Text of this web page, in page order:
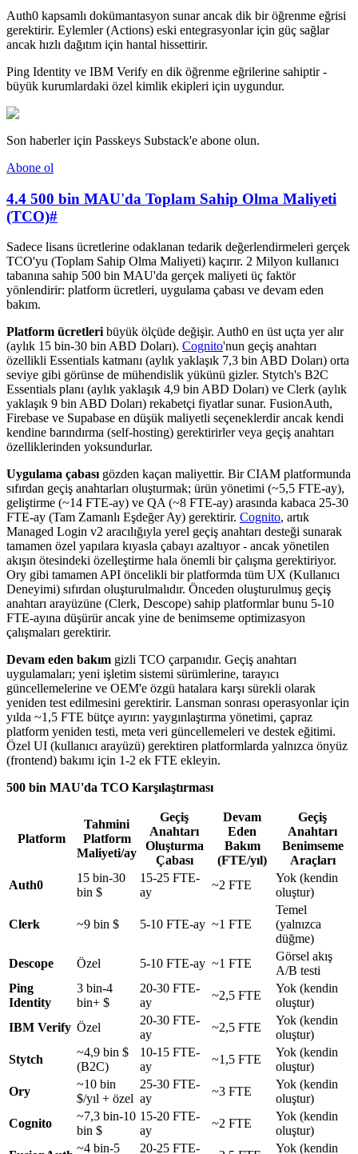
Auth0 kapsamlı dokümantasyon sunar ancak dik bir öğrenme eğrisi
gerektirir. Eylemler (Actions) eski entegrasyonlar için güç sağlar
ancak hızlı dağıtım için hantal hissettirir.
Ping Identity ve IBM Verify en dik öğrenme eğrilerine sahiptir -
büyük kurumlardaki özel kimlik ekipleri için uygundur.
Son haberler için Passkeys Substack'e abone olun.
Abone ol
4.4 500 bin MAU'da Toplam Sahip Olma Maliyeti
(TCO)#
Sadece lisans ücretlerine odaklanan tedarik değerlendirmeleri gerçek
TCO'yu (Toplam Sahip Olma Maliyeti) kaçırır. 2 Milyon kullanıcı
tabanına sahip 500 bin MAU'da gerçek maliyeti üç faktör
yönlendirir: platform ücretleri, uygulama çabası ve devam eden
bakım.
Platform ücretleribüyük ölçüde değişir. Auth0 en üst uçta yer alır
(aylık 15 bin-30 bin ABD Doları). Cognito'nun geçiş anahtarı
özellikli Essentials katmanı (aylık yaklaşık 7,3 bin ABD Doları) orta
seviye gibi görünse de mühendislik yükünü gizler. Stytch's B2C
Essentials planı (aylık yaklaşık 4,9 bin ABD Doları) ve Clerk (aylık
yaklaşık 9 bin ABD Doları) rekabetçi fiyatlar sunar. FusionAuth,
Firebase ve Supabase en düşük maliyetli seçeneklerdir ancak kendi
kendine barındırma (self-hosting) gerektirirler veya geçiş anahtarı
özelliklerinden yoksundurlar.
Uygulama çabasıgözden kaçan maliyettir. Bir CIAM platformunda
sıfırdan geçiş anahtarları oluşturmak; ürün yönetimi (~5,5 FTE-ay),
geliştirme (~14 FTE-ay) ve QA (~8 FTE-ay) arasında kabaca 25-30
FTE-ay (Tam Zamanlı Eşdeğer Ay) gerektirir. Cognito, artık
Managed Login v2 aracılığıyla yerel geçiş anahtarı desteği sunarak
tamamen özel yapılara kıyasla çabayı azaltıyor - ancak yönetilen
akışın ötesindeki özelleştirme hala önemli bir çalışma gerektiriyor.
Ory gibi tamamen API öncelikli bir platformda tüm UX (Kullanıcı
Deneyimi) sıfırdan oluşturulmalıdır. Önceden oluşturulmuş geçiş
anahtarı arayüzüne (Clerk, Descope) sahip platformlar bunu 5-10
FTE-ayına düşürür ancak yine de benimseme optimizasyon
çalışmaları gerektirir.
Devam eden bakım gizli TCO çarpanıdır. Geçiş anahtarı
uygulamaları; yeni işletim sistemi sürümlerine, tarayıcı
güncellemelerine ve OEM'e özgü hatalara karşı sürekli olarak
yeniden test edilmesini gerektirir. Lansman sonrası operasyonlar için
yılda ~1,5 FTE bütçe ayırın: yaygınlaştırma yönetimi, çapraz
platform yeniden testi, meta veri güncellemeleri ve destek eğitimi.
Özel UI (kullanıcı arayüzü) gerektiren platformlarda yalnızca önyüz
(frontend) bakımı için 1-2 ek FTE ekleyin.
500 bin MAU'da TCO Karşılaştırması
Platform
Tahmini
Platform
Maliyeti/ay
Geçiş
Anahtarı
Oluşturma
Çabası
Devam
Eden
Bakım
(FTE/yıl)
Geçiş
Anahtarı
Benimseme
Araçları
Auth0
15 bin-30
bin $
15-25 FTE-
ay
~2 FTE
Yok (kendin
oluştur)
Clerk ~9 bin $ 5-10 FTE-ay ~1 FTE
Temel
(yalnızca
düğme)
Descope
Özel 5-10 FTE-ay ~1 FTE
Görsel akış
A/B testi
Ping
Identity
3 bin-4
bin+ $
20-30 FTE-
ay
~2,5 FTE
Yok (kendin
oluştur)
IBM Verify Özel
20-30 FTE-
ay
~2,5 FTE
Yok (kendin
oluştur)
Stytch
~4,9 bin $
(B2C)
10-15 FTE-
ay
~1,5 FTE
Yok (kendin
oluştur)
Ory
~10 bin
$/yıl + özel
25-30 FTE-
ay
~3 FTE
Yok (kendin
oluştur)
Cognito
~7,3 bin-10
bin $
15-20 FTE-
ay
~2 FTE
Yok (kendin
oluştur)
~4 bin-5 20-25 FTE- Yok (kendin